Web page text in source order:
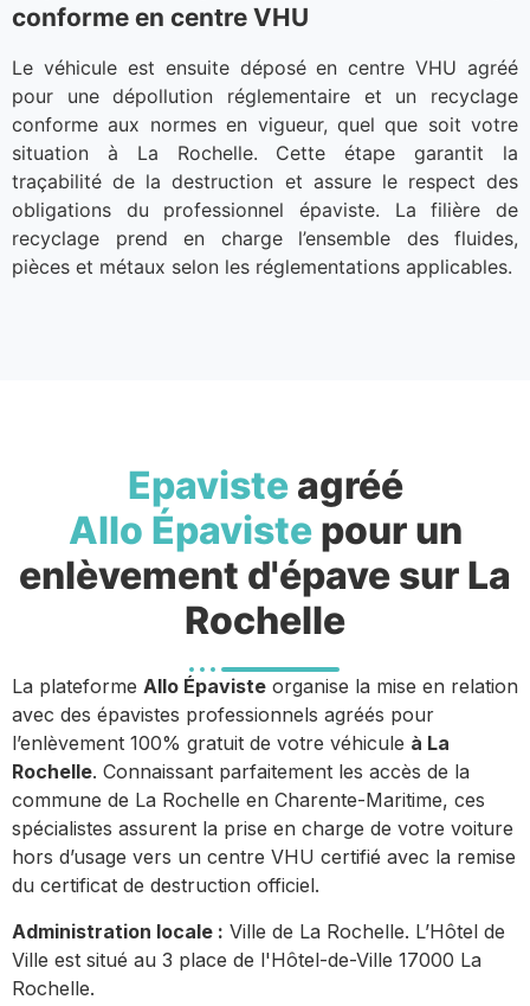
conforme en centre VHU
Le véhicule est ensuite déposé en centre VHU agréé
pour une dépollution réglementaire et un recyclage
conforme aux normes en vigueur, quel que soit votre
situation à La Rochelle. Cette étape garantit la
traçabilité de la destruction et assure le respect des
obligations du professionnel épaviste. La filière de
recyclage prend en charge l’ensemble des fluides,
pièces et métaux selon les réglementations applicables.
Epavisteagréé
Allo Épavistepour un
enlèvement d'épave sur La
Rochelle
La plateforme Allo Épaviste organise la mise en relation
avec des épavistes professionnels agréés pour
l’enlèvement 100% gratuit de votre véhicule à La
Rochelle. Connaissant parfaitement les accès de la
commune de La Rochelle en Charente-Maritime, ces
spécialistes assurent la prise en charge de votre voiture
hors d’usage vers un centre VHU certifié avec la remise
du certificat de destruction officiel.
Administration locale : Ville de La Rochelle. L’Hôtel de
Ville est situé au 3 place de l'Hôtel-de-Ville 17000 La
Rochelle.